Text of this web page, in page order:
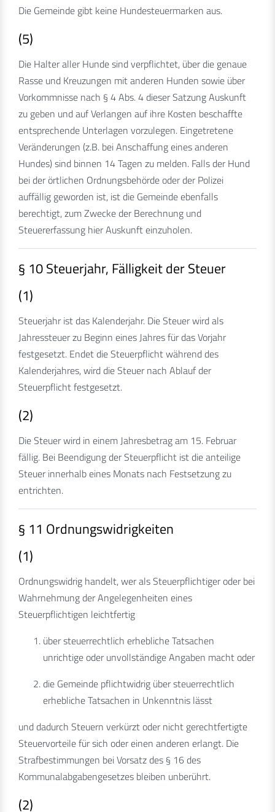
Die Gemeinde gibt keine Hundesteuermarken aus.
(5)
Die Halter aller Hunde sind verpflichtet, über die genaue
Rasse und Kreuzungen mit anderen Hunden sowie über
Vorkommnisse nach § 4 Abs. 4 dieser Satzung Auskunft
zu geben und auf Verlangen auf ihre Kosten beschaffte
entsprechende Unterlagen vorzulegen. Eingetretene
Veränderungen (z.B. bei Anschaffung eines anderen
Hundes) sind binnen 14 Tagen zu melden. Falls der Hund
bei der örtlichen Ordnungsbehörde oder der Polizei
auffällig geworden ist, ist die Gemeinde ebenfalls
berechtigt, zum Zwecke der Berechnung und
Steuererfassung hier Auskunft einzuholen.
§ 10 Steuerjahr, Fälligkeit der Steuer
(1)
Steuerjahr ist das Kalenderjahr. Die Steuer wird als
Jahressteuer zu Beginn eines Jahres für das Vorjahr
festgesetzt. Endet die Steuerpflicht während des
Kalenderjahres, wird die Steuer nach Ablauf der
Steuerpflicht festgesetzt.
(2)
Die Steuer wird in einem Jahresbetrag am 15. Februar
fällig. Bei Beendigung der Steuerpflicht ist die anteilige
Steuer innerhalb eines Monats nach Festsetzung zu
entrichten.
§ 11 Ordnungswidrigkeiten
(1)
Ordnungswidrig handelt, wer als Steuerpflichtiger oder bei
Wahrnehmung der Angelegenheiten eines
Steuerpflichtigen leichtfertig
über steuerrechtlich erhebliche Tatsachen
unrichtige oder unvollständige Angaben macht oder
die Gemeinde pflichtwidrig über steuerrechtlich
erhebliche Tatsachen in Unkenntnis lässt
und dadurch Steuern verkürzt oder nicht gerechtfertigte
Steuervorteile für sich oder einen anderen erlangt. Die
Strafbestimmungen bei Vorsatz des § 16 des
Kommunalabgabengesetzes bleiben unberührt.
(2)